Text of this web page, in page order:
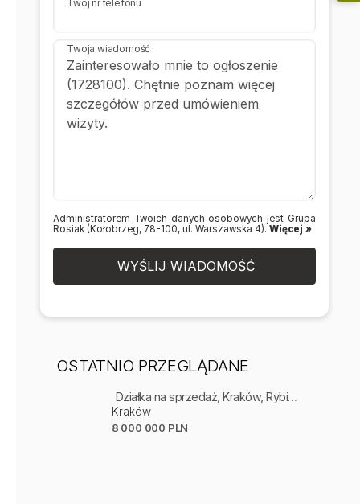
Twój nr telefonu
Twoja wiadomość
Administratorem Twoich danych osobowych jest Grupa
Rosiak (Kołobrzeg, 78-100, ul. Warszawska 4).Więcej »
WYŚLIJ WIADOMOŚĆ
OSTATNIO PRZEGLĄDANE
Działka na sprzedaż, Kraków, Rybitwy
Kraków
8 000 000 PLN